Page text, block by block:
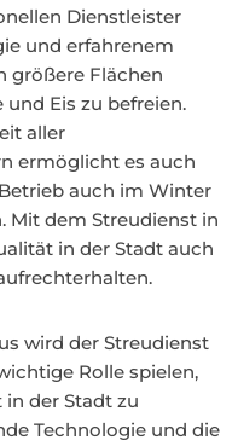
Dienstleister
und erfahrenem
größere Flächen
Eis zu befreien.
aller
ermöglicht es auch
auch im Winter
Mit dem Streudienst in
in der Stadt auch
wird der Streudienst
Rolle spielen,
der Stadt zu
Technologie und die